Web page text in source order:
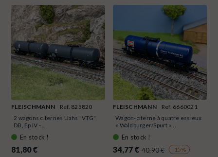
FLEISCHMANN
Ref. 825820
2 wagons citernes Uahs "VTG",
DB, Ep IV -...
En stock !
81,80 €
FLEISCHMANN
Ref. 6660021
Wagon-citerne à quatre essieux
« Waldburger/Spurt »...
En stock !
34,77 € 40,90 € -15%